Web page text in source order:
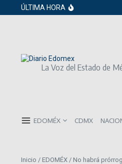
Saltar al contenido
ÚLTIMA HORA
ISR
La Voz del Estado de
EDOMÉX CDMX
Inicio / EDOMÉX / No habrá